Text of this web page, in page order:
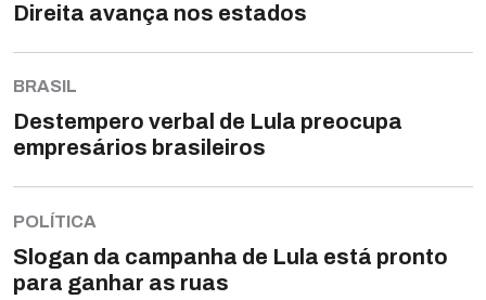
Direita avança nos estados
BRASIL
Destempero verbal de Lula preocupa
empresários brasileiros
POLÍTICA
Slogan da campanha de Lula está pronto
para ganhar as ruas